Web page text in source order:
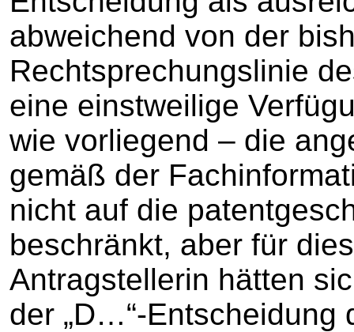
abweichend von der
Rechtsprechungslinie
eine einstweilige
wie vorliegend – die
gemäß der
nicht auf die
beschränkt, aber für
Antragstellerin hätten
der „D…“-Entscheidung